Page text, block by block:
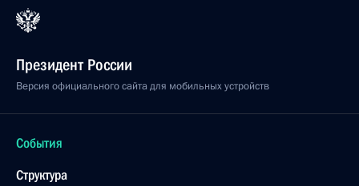
Президент России
Версия официального сайта для мобильных устройств
События
Структура